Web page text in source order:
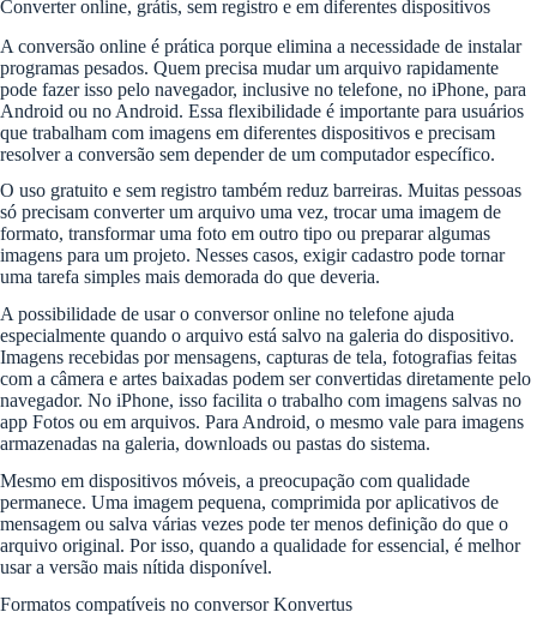
Converter online, grátis, sem registro e em diferentes dispositivos
A conversão online é prática porque elimina a necessidade de instalar
programas pesados. Quem precisa mudar um arquivo rapidamente
pode fazer isso pelo navegador, inclusive no telefone, no iPhone, para
Android ou no Android. Essa flexibilidade é importante para usuários
que trabalham com imagens em diferentes dispositivos e precisam
resolver a conversão sem depender de um computador específico.
O uso gratuito e sem registro também reduz barreiras. Muitas pessoas
só precisam converter um arquivo uma vez, trocar uma imagem de
formato, transformar uma foto em outro tipo ou preparar algumas
imagens para um projeto. Nesses casos, exigir cadastro pode tornar
uma tarefa simples mais demorada do que deveria.
A possibilidade de usar o conversor online no telefone ajuda
especialmente quando o arquivo está salvo na galeria do dispositivo.
Imagens recebidas por mensagens, capturas de tela, fotografias feitas
com a câmera e artes baixadas podem ser convertidas diretamente pelo
navegador. No iPhone, isso facilita o trabalho com imagens salvas no
app Fotos ou em arquivos. Para Android, o mesmo vale para imagens
armazenadas na galeria, downloads ou pastas do sistema.
Mesmo em dispositivos móveis, a preocupação com qualidade
permanece. Uma imagem pequena, comprimida por aplicativos de
mensagem ou salva várias vezes pode ter menos definição do que o
arquivo original. Por isso, quando a qualidade for essencial, é melhor
usar a versão mais nítida disponível.
Formatos compatíveis no conversor Konvertus